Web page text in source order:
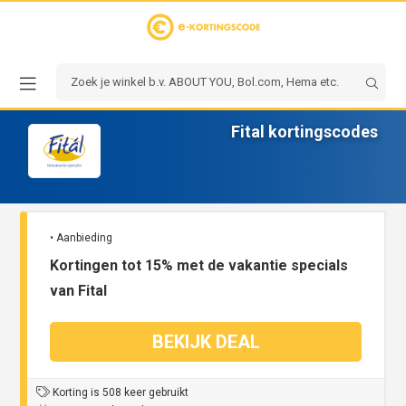
Fital kortingscodes
• Aanbieding
Kortingen tot 15% met de vakantie specials
van Fital
BEKIJK DEAL
Korting is 508 keer gebruikt